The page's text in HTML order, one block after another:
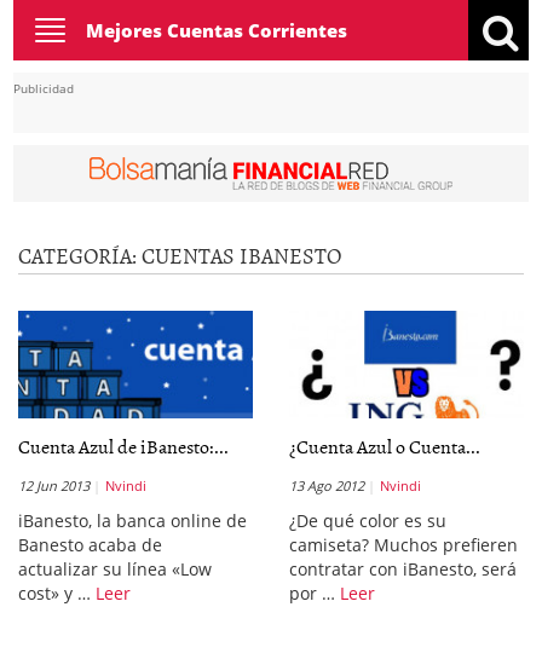
Toggle
navigation
Mejores Cuentas Corrientes
Publicidad
CATEGORÍA:CUENTAS IBANESTO
Cuenta Azul de iBanesto:...
12 Jun 2013 Nvindi
iBanesto, la banca online de
Banesto acaba de
actualizar su línea «Low
cost» y … Leer
¿Cuenta Azul o Cuenta...
13 Ago 2012 Nvindi
¿De qué color es su
camiseta? Muchos prefieren
contratar con iBanesto, será
por … Leer